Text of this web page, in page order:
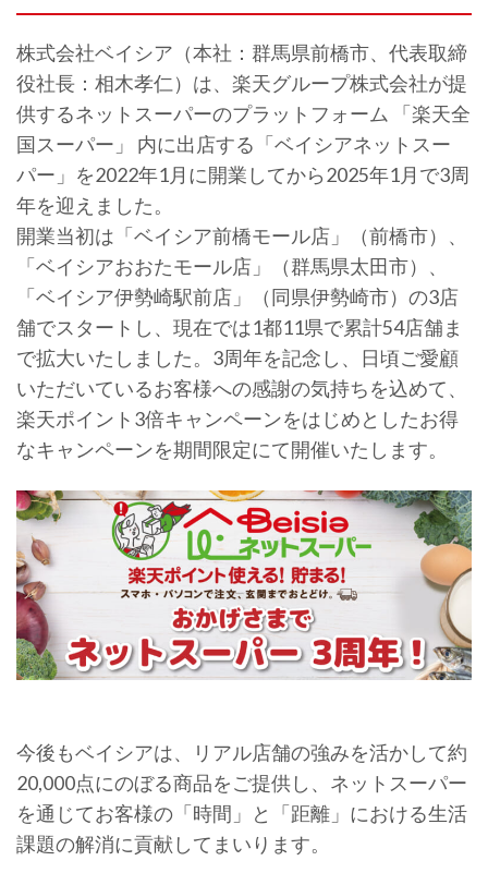
株式会社ベイシア（本社：群馬県前橋市、代表取締
役社長：相木孝仁）は、楽天グループ株式会社が提
供するネットスーパーのプラットフォーム 「楽天全
国スーパー」 内に出店する「ベイシアネットスー
パー」を2022年1月に開業してから2025年1月で3周
年を迎えました。
開業当初は「ベイシア前橋モール店」（前橋市）、
「ベイシアおおたモール店」（群馬県太田市）、
「ベイシア伊勢崎駅前店」（同県伊勢崎市）の3店
舗でスタートし、現在では1都11県で累計54店舗ま
で拡大いたしました。3周年を記念し、日頃ご愛顧
いただいているお客様への感謝の気持ちを込めて、
楽天ポイント3倍キャンペーンをはじめとしたお得
なキャンペーンを期間限定にて開催いたします。
今後もベイシアは、リアル店舗の強みを活かして約
20,000点にのぼる商品をご提供し、ネットスーパー
を通じてお客様の「時間」と「距離」における生活
課題の解消に貢献してまいります。